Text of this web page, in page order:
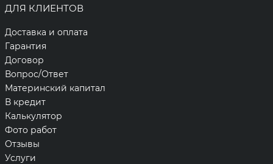
ДЛЯ КЛИЕНТОВ
Доставка и оплата
Гарантия
Договор
Вопрос/Ответ
Материнский капитал
В кредит
Калькулятор
Фото работ
Отзывы
Услуги